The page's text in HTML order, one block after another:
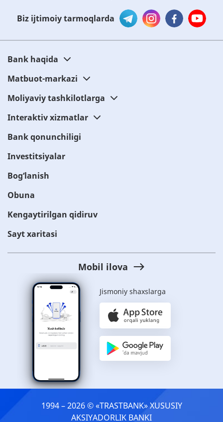
Biz ijtimoiy tarmoqlarda
Bank haqida
Matbuot-markazi
Moliyaviy tashkilotlarga
Interaktiv xizmatlar
Bank qonunchiligi
Investitsiyalar
Bog‘lanish
Obuna
Kengaytirilgan qidiruv
Sayt xaritasi
Mobil ilova
Jismoniy shaxslarga
1994 – 2026 © «TRASTBANK» ХUSUSIY
AKSIYADORLIK BANKI